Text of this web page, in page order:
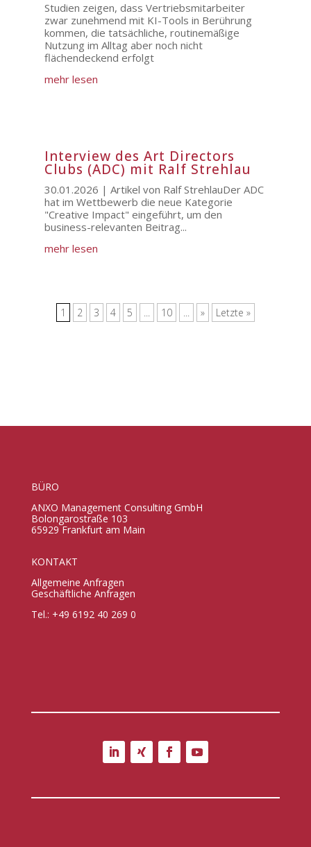
Studien zeigen, dass Vertriebsmitarbeiter
zwar zunehmend mit KI-Tools in Berührung
kommen, die tatsächliche, routinemäßige
Nutzung im Alltag aber noch nicht
flächendeckend erfolgt
mehr lesen
Interview des Art Directors
Clubs (ADC) mit Ralf Strehlau
30.01.2026 | Artikel von Ralf StrehlauDer ADC
hat im Wettbewerb die neue Kategorie
"Creative Impact" eingeführt, um den
business-relevanten Beitrag...
mehr lesen
1 2 3 4 5 ... 10 ... » Letzte »
BÜRO
ANXO Management Consulting GmbH
Bolongarostraße 103
65929 Frankfurt am Main
KONTAKT
Allgemeine Anfragen
Geschäftliche Anfragen
Tel.: +49 6192 40 269 0